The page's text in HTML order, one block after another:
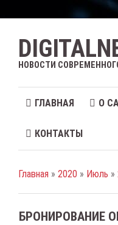
НОВОСТИ
ГЛАВНАЯ О
КОНТАКТЫ
Главная » 2020 » Июль »
БРОНИРОВАНИЕ